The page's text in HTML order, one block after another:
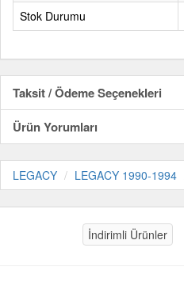
Stok Durumu
Taksit / Ödeme Seçenekleri
Ürün Yorumları
LEGACY LEGACY 1990-1994
İndirimli Ürünler